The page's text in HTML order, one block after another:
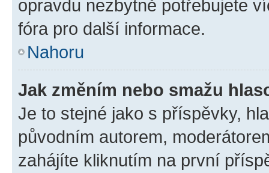
opravdu nezbytně potřebujete
fóra pro další informace.
Nahoru
Jak změním nebo smažu
Je to stejné jako s příspěvky,
původním autorem,
zahájíte kliknutím na první